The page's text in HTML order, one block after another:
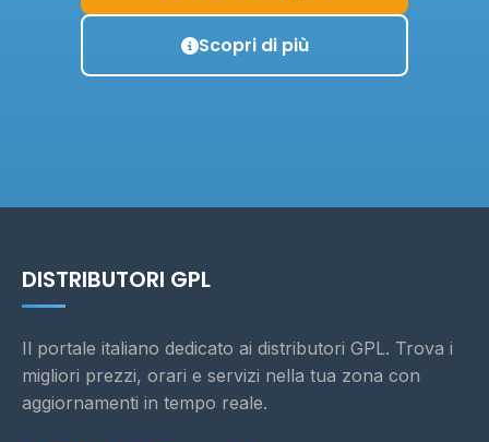
Scopri di più
DISTRIBUTORI GPL
Il portale italiano dedicato ai distributori GPL. Trova i
migliori prezzi, orari e servizi nella tua zona con
aggiornamenti in tempo reale.